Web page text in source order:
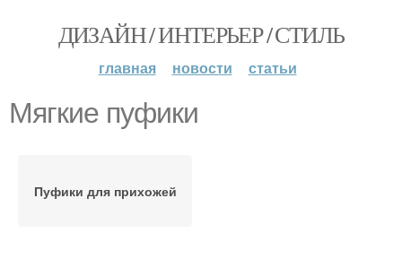
ДИЗАЙН / ИНТЕРЬЕР / СТИЛЬ
главная новости статьи
Мягкие пуфики
Пуфики для прихожей